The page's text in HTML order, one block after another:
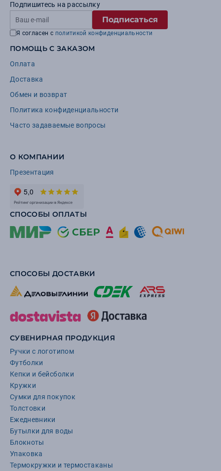
Подпишитесь на рассылку
Подписаться
Я согласен с политикой конфиденциальности
ПОМОЩЬ С ЗАКАЗОМ
Оплата
Доставка
Обмен и возврат
Политика конфиденциальности
Часто задаваемые вопросы
О КОМПАНИИ
Презентация
СПОСОБЫ ОПЛАТЫ
СПОСОБЫ ДОСТАВКИ
СУВЕНИРНАЯ ПРОДУКЦИЯ
Ручки с логотипом
Футболки
Кепки и бейсболки
Кружки
Сумки для покупок
Толстовки
Ежедневники
Бутылки для воды
Блокноты
Упаковка
Термокружки и термостаканы